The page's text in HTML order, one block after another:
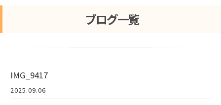
ブログ一覧
IMG_9417
2025.09.06